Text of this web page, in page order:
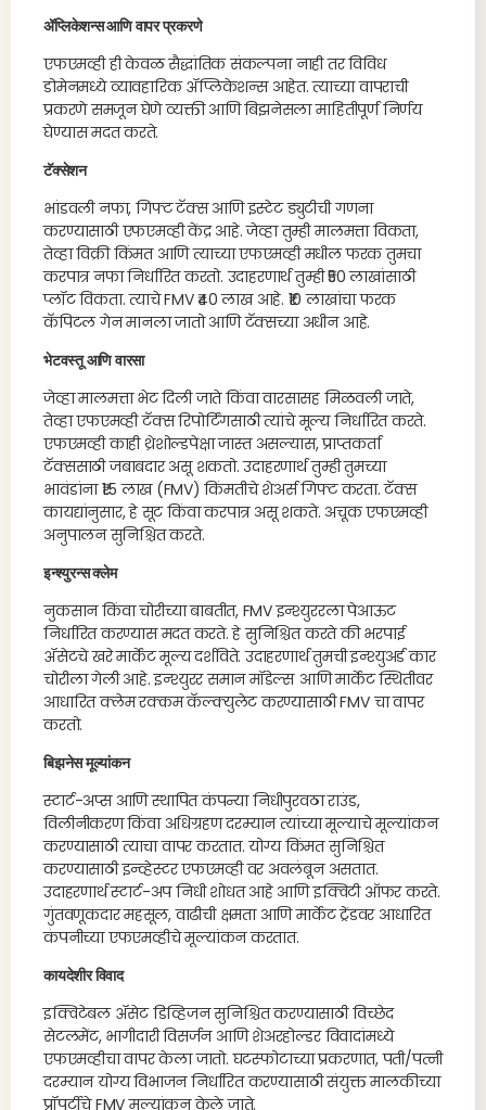
ॲप्लिकेशन्स आणि वापर प्रकरणे
एफएमव्ही ही केवळ सैद्धांतिक संकल्पना नाही तर विविध
डोमेनमध्ये व्यावहारिक ॲप्लिकेशन्स आहेत. त्याच्या वापराची
प्रकरणे समजून घेणे व्यक्ती आणि बिझनेसला माहितीपूर्ण निर्णय
घेण्यास मदत करते.
टॅक्सेशन
भांडवली नफा, गिफ्ट टॅक्स आणि इस्टेट ड्युटीची गणना
करण्यासाठी एफएमव्ही केंद्र आहे. जेव्हा तुम्ही मालमत्ता विकता,
तेव्हा विक्री किंमत आणि त्याच्या एफएमव्ही मधील फरक तुमचा
करपात्र नफा निर्धारित करतो. उदाहरणार्थ तुम्ही ₹50 लाखांसाठी
प्लॉट विकता. त्याचे FMV ₹40 लाख आहे. ₹10 लाखांचा फरक
कॅपिटल गेन मानला जातो आणि टॅक्सच्या अधीन आहे.
भेटवस्तू आणि वारसा
जेव्हा मालमत्ता भेट दिली जाते किंवा वारसासह मिळवली जाते,
तेव्हा एफएमव्ही टॅक्स रिपोर्टिंगसाठी त्यांचे मूल्य निर्धारित करते.
एफएमव्ही काही थ्रेशोल्डपेक्षा जास्त असल्यास, प्राप्तकर्ता
टॅक्ससाठी जबाबदार असू शकतो. उदाहरणार्थ तुम्ही तुमच्या
भावंडांना ₹1.5 लाख (FMV) किंमतीचे शेअर्स गिफ्ट करता. टॅक्स
कायद्यांनुसार, हे सूट किंवा करपात्र असू शकते. अचूक एफएमव्ही
अनुपालन सुनिश्चित करते.
इन्श्युरन्स क्लेम
नुकसान किंवा चोरीच्या बाबतीत, FMV इन्श्युररला पेआऊट
निर्धारित करण्यास मदत करते. हे सुनिश्चित करते की भरपाई
ॲसेटचे खरे मार्केट मूल्य दर्शविते. उदाहरणार्थ तुमची इन्श्युअर्ड कार
चोरीला गेली आहे. इन्श्युरर समान मॉडेल्स आणि मार्केट स्थितीवर
आधारित क्लेम रक्कम कॅल्क्युलेट करण्यासाठी FMV चा वापर
करतो.
बिझनेस मूल्यांकन
स्टार्ट-अप्स आणि स्थापित कंपन्या निधीपुरवठा राउंड,
विलीनीकरण किंवा अधिग्रहण दरम्यान त्यांच्या मूल्याचे मूल्यांकन
करण्यासाठी त्याचा वापर करतात. योग्य किंमत सुनिश्चित
करण्यासाठी इन्व्हेस्टर एफएमव्ही वर अवलंबून असतात.
उदाहरणार्थ स्टार्ट-अप निधी शोधत आहे आणि इक्विटी ऑफर करते.
गुंतवणूकदार महसूल, वाढीची क्षमता आणि मार्केट ट्रेंडवर आधारित
कंपनीच्या एफएमव्हीचे मूल्यांकन करतात.
कायदेशीर विवाद
इक्विटेबल ॲसेट डिव्हिजन सुनिश्चित करण्यासाठी विच्छेद
सेटलमेंट, भागीदारी विसर्जन आणि शेअरहोल्डर विवादांमध्ये
एफएमव्हीचा वापर केला जातो. घटस्फोटाच्या प्रकरणात, पती/पत्नी
दरम्यान योग्य विभाजन निर्धारित करण्यासाठी संयुक्त मालकीच्या
प्रॉपर्टीचे FMV मूल्यांकन केले जाते.